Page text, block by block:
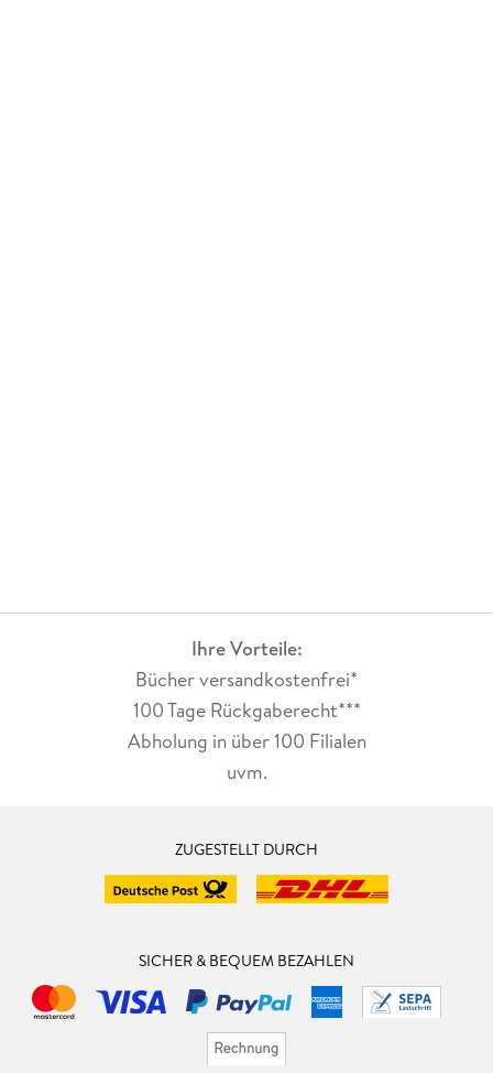
Ihre Vorteile:
Bücher versandkostenfrei*
100 Tage Rückgaberecht***
Abholung in über 100 Filialen
uvm.
ZUGESTELLT DURCH
SICHER & BEQUEM BEZAHLEN